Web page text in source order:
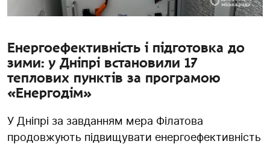
Енергоефективність і підготовка до
зими: у Дніпрі встановили 17
теплових пунктів за програмою
«Енергодім»
У Дніпрі за завданням мера Філатова
продовжують підвищувати енергоефективність